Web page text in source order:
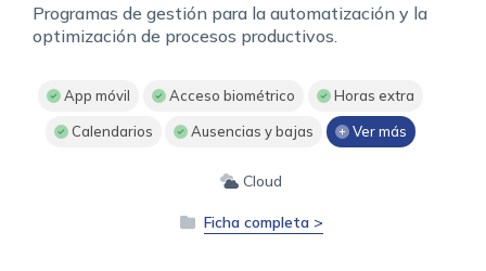
Programas de gestión para la automatización y la
optimización de procesos productivos.
App móvil Acceso biométrico Horas extra
Calendarios Ausencias y bajas Ver más
Cloud
Ficha completa >